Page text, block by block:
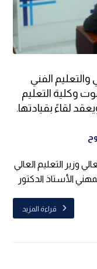
والتعليم الفني
وكلية التعليم
لقاءً بقيادتها.
وزير التعليم العالي
الأستاذ الدكتور
قراءة المزيد